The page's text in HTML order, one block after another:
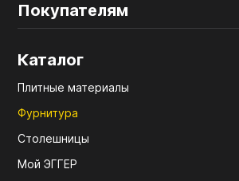
Покупателям
Каталог
Плитные материалы
Фурнитура
Столешницы
Мой ЭГГЕР